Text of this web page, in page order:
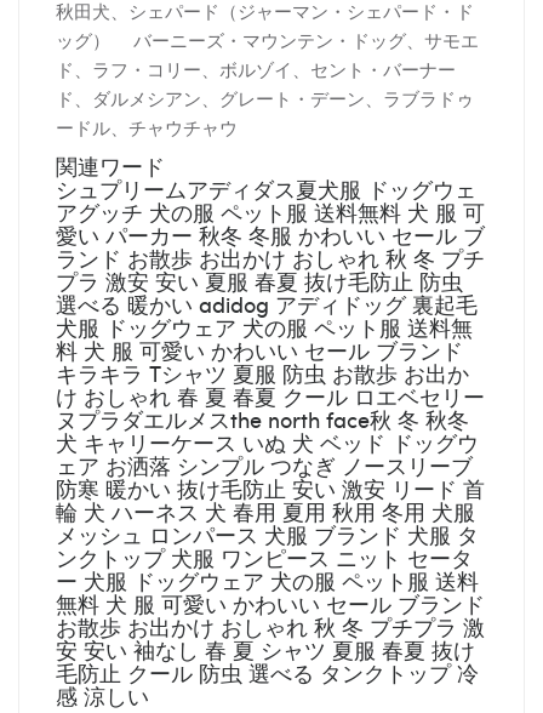
秋田犬、シェパード（ジャーマン・シェパード・ド
ッグ） バーニーズ・マウンテン・ドッグ、サモエ
ド、ラフ・コリー、ボルゾイ、セント・バーナー
ド、ダルメシアン、グレート・デーン、ラブラドゥ
ードル、チャウチャウ
関連ワード
シュプリームアディダス夏犬服 ドッグウェ
アグッチ 犬の服 ペット服 送料無料 犬 服 可
愛い パーカー 秋冬 冬服 かわいい セール ブ
ランド お散歩 お出かけ おしゃれ 秋 冬 プチ
プラ 激安 安い 夏服 春夏 抜け毛防止 防虫
選べる 暖かい adidog アディドッグ 裏起毛
犬服 ドッグウェア 犬の服 ペット服 送料無
料 犬 服 可愛い かわいい セール ブランド
キラキラ Tシャツ 夏服 防虫 お散歩 お出か
け おしゃれ 春 夏 春夏 クール ロエベセリー
ヌプラダエルメスthe north face秋 冬 秋冬
犬 キャリーケース いぬ 犬 ベッド ドッグウ
ェア お洒落 シンプル つなぎ ノースリーブ
防寒 暖かい 抜け毛防止 安い 激安 リード 首
輪 犬 ハーネス 犬 春用 夏用 秋用 冬用 犬服
メッシュ ロンパース 犬服 ブランド 犬服 タ
ンクトップ 犬服 ワンピース ニット セータ
ー 犬服 ドッグウェア 犬の服 ペット服 送料
無料 犬 服 可愛い かわいい セール ブランド
お散歩 お出かけ おしゃれ 秋 冬 プチプラ 激
安 安い 袖なし 春 夏 シャツ 夏服 春夏 抜け
毛防止 クール 防虫 選べる タンクトップ 冷
感 涼しい